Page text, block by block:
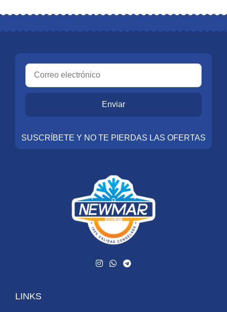
Enviar
SUSCRÍBETE Y NO TE PIERDAS LAS OFERTAS
LINKS